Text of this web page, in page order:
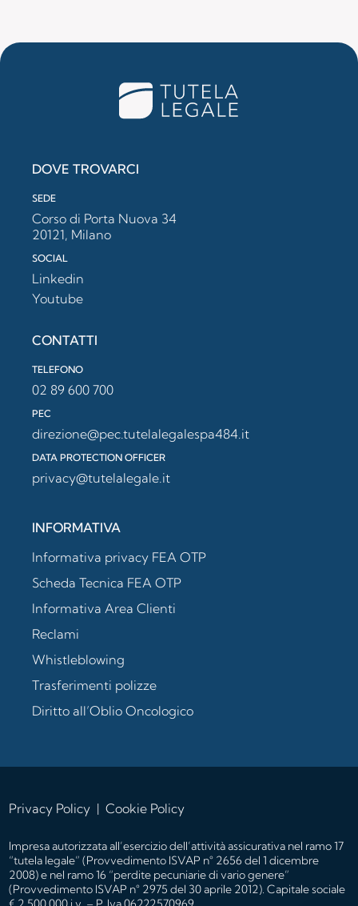
DOVE TROVARCI
SEDE
Corso di Porta Nuova 34
20121, Milano
SOCIAL
Linkedin
Youtube
CONTATTI
TELEFONO
02 89 600 700
PEC
direzione@pec.tutelalegalespa484.it
DATA PROTECTION OFFICER
privacy@tutelalegale.it
INFORMATIVA
Informativa privacy FEA OTP
Scheda Tecnica FEA OTP
Informativa Area Clienti
Reclami
Whistleblowing
Trasferimenti polizze
Diritto all’Oblio Oncologico
Privacy Policy |Cookie Policy
Impresa autorizzata all’esercizio dell’attività assicurativa nel ramo 17
“tutela legale” (Provvedimento ISVAP n° 2656 del 1 dicembre
2008) e nel ramo 16 “perdite pecuniarie di vario genere”
(Provvedimento ISVAP n° 2975 del 30 aprile 2012). Capitale sociale